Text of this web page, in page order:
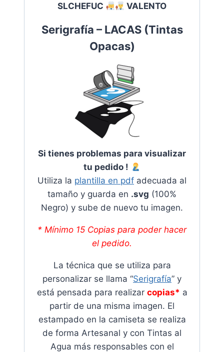
SLCHEFUC
VALENTO
Serigrafía – LACAS (Tintas
Opacas)
Si tienes problemas para visualizar
tu pedido !
Utiliza la plantilla en pdf adecuada al
tamaño y guarda en .svg (100%
Negro) y sube de nuevo tu imagen.
* Mínimo 15 Copias para poder hacer
el pedido.
La técnica que se utiliza para
personalizar se llama “Serigrafía” y
está pensada para realizar copias* a
partir de una misma imagen. El
estampado en la camiseta se realiza
de forma Artesanal y con Tintas al
Agua más responsables con el